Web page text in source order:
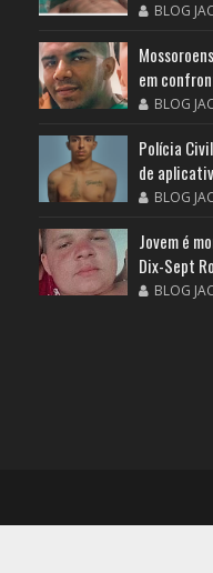
BLOG
em
BLOG
Polícia
de
BLOG
Jovem é
Dix-Sept
BLOG